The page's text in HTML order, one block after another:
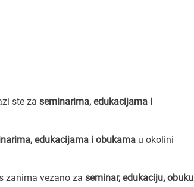
ste za seminarima, edukacijama i
edukacijama i obukama u okolini
zanima vezano za seminar, edukaciju, obuku